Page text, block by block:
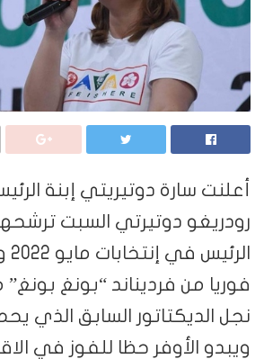
أعلنت سارة دوتيريتي إبنة
رودريغو دوتيرتي السبت
فوريا من فرديناند “بونغ بونغ”
نجل الديكتاتور السابق الذي
ويبدو الأوفر حظا للفوز في